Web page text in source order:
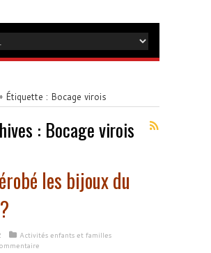
Étiquette : Bocage virois
: Bocage virois
les bijoux du
Activités enfants et familles